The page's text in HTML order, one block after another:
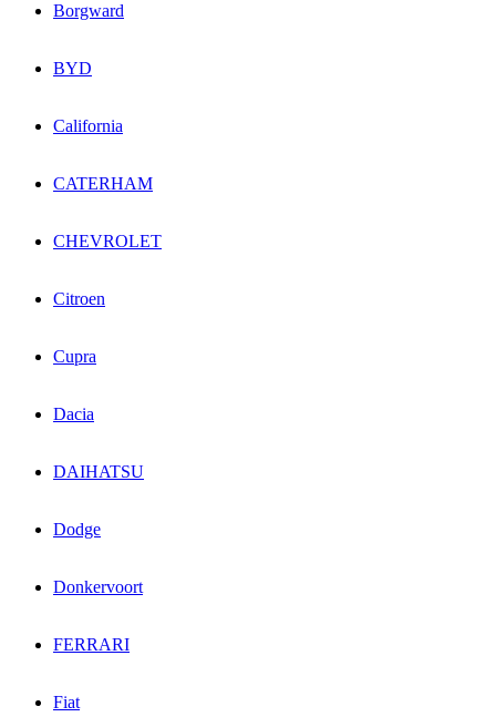
Borgward
BYD
California
CATERHAM
CHEVROLET
Citroen
Cupra
Dacia
DAIHATSU
Dodge
Donkervoort
FERRARI
Fiat